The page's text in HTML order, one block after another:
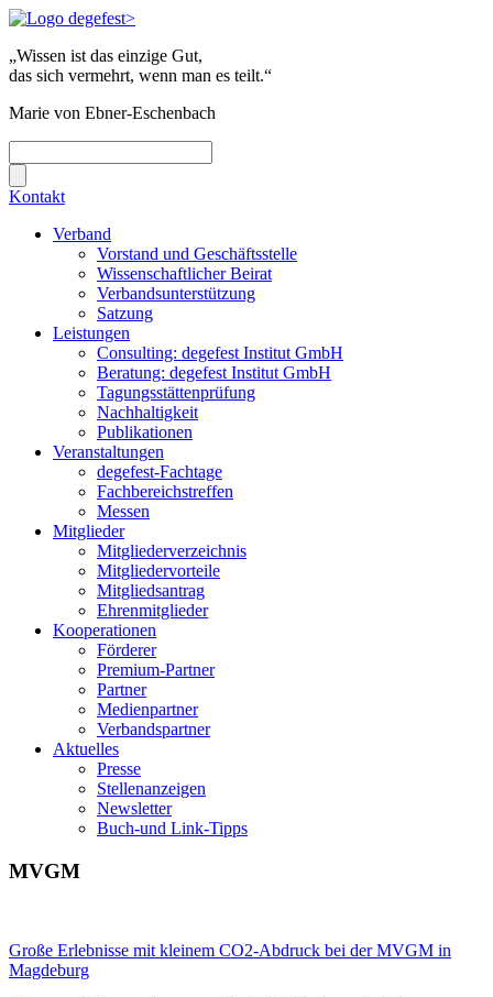
„Wissen ist das einzige Gut,
das sich vermehrt, wenn man es teilt.“
Marie von Ebner-Eschenbach
Kontakt
Verband
Vorstand und Geschäftsstelle
Wissenschaftlicher Beirat
Verbandsunterstützung
Satzung
Leistungen
Consulting: degefest Institut GmbH
Beratung: degefest Institut GmbH
Tagungsstättenprüfung
Nachhaltigkeit
Publikationen
Veranstaltungen
degefest-Fachtage
Fachbereichstreffen
Messen
Mitglieder
Mitgliederverzeichnis
Mitgliedervorteile
Mitgliedsantrag
Ehrenmitglieder
Kooperationen
Förderer
Premium-Partner
Partner
Medienpartner
Verbandspartner
Aktuelles
Presse
Stellenanzeigen
Newsletter
Buch-und Link-Tipps
MVGM
Große Erlebnisse mit kleinem CO2-Abdruck bei der MVGM in
Magdeburg